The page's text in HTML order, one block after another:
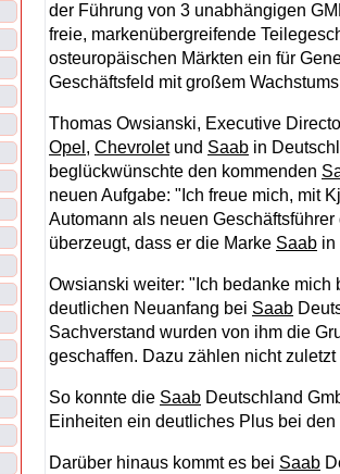
der Führung von 3 unabhängigen
freie, markenübergreifende
osteuropäischen Märkten ein für
Geschäftsfeld mit großem
Thomas Owsianski, Executive
Opel , Chevroletund Saab in
beglückwünschte den kommenden
neuen Aufgabe: "Ich freue mich, mit
Automann als neuen
überzeugt, dass er die Marke Saab in
Owsianski weiter: "Ich bedanke
deutlichen Neuanfang bei Saab
Sachverstand wurden von ihm die
geschaffen. Dazu zählen nicht
So konnte die Saab Deutschland
Einheiten ein deutliches Plus bei
Darüber hinaus kommt es bei Saab